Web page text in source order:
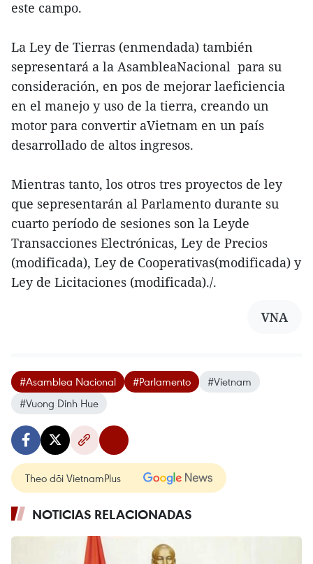
este campo.
La Ley de Tierras (enmendada) también
sepresentará a la AsambleaNacional para su
consideración, en pos de mejorar laeficiencia
en el manejo y uso de la tierra, creando un
motor para convertir aVietnam en un país
desarrollado de altos ingresos.
Mientras tanto, los otros tres proyectos de ley
que sepresentarán al Parlamento durante su
cuarto período de sesiones son la Leyde
Transacciones Electrónicas, Ley de Precios
(modificada), Ley de Cooperativas(modificada) y
Ley de Licitaciones (modificada)./.
VNA
#Asamblea Nacional #Parlamento
#Vietnam
#Vuong Dinh Hue
Theo dõi VietnamPlus
NOTICIAS RELACIONADAS